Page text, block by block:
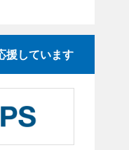
援しています